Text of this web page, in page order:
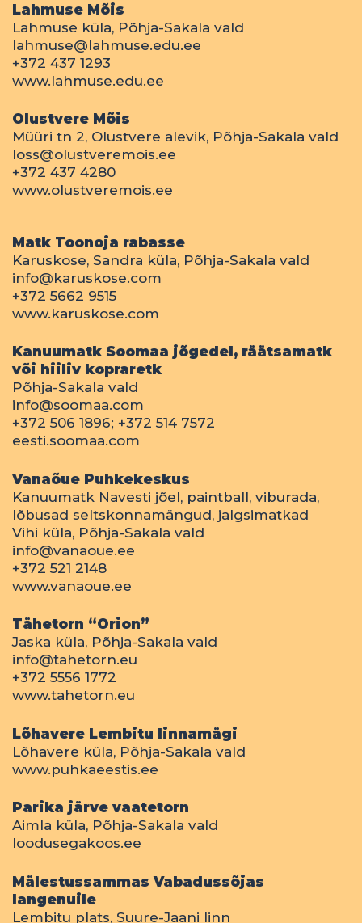
Lahmuse Mõis
Lahmuse küla, Põhja-Sakala vald
lahmuse@lahmuse.edu.ee
+372 437 1293
www.lahmuse.edu.ee
Olustvere Mõis
Müüri tn 2, Olustvere alevik, Põhja-Sakala vald
loss@olustveremois.ee
+372 437 4280
www.olustveremois.ee
Matk Toonoja rabasse
Karuskose, Sandra küla, Põhja-Sakala vald
info@karuskose.com
+372 5662 9515
www.karuskose.com
Kanuumatk Soomaa jõgedel, räätsamatk
või hiiliv kopraretk
Põhja-Sakala vald
info@soomaa.com
+372 506 1896; +372 514 7572
eesti.soomaa.com
Vanaõue Puhkekeskus
Kanuumatk Navesti jõel, paintball, viburada,
lõbusad seltskonnamängud, jalgsimatkad
Vihi küla, Põhja-Sakala vald
info@vanaoue.ee
+372 521 2148
www.vanaoue.ee
Tähetorn “Orion”
Jaska küla, Põhja-Sakala vald
info@tahetorn.eu
+372 5556 1772
www.tahetorn.eu
Lõhavere Lembitu linnamägi
Lõhavere küla, Põhja-Sakala vald
www.puhkaeestis.ee
Parika järve vaatetorn
Aimla küla, Põhja-Sakala vald
loodusegakoos.ee
Mälestussammas Vabadussõjas
langenuile
Lembitu plats, Suure-Jaani linn